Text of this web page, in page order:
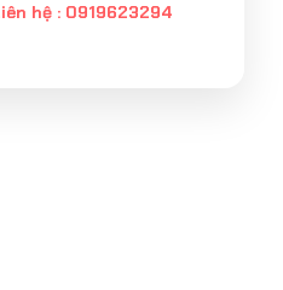
hệ : 0919623294